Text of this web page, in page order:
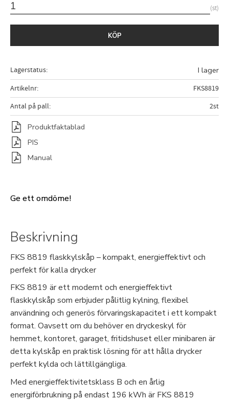
st
KÖP
Lagerstatus I lager
Artikelnr
FKS8819
Antal på pall
2st
Produktfaktablad
PIS
Manual
Ge ett omdöme!
Beskrivning
FKS 8819 flaskkylskåp – kompakt, energieffektivt och
perfekt för kalla drycker
FKS 8819 är ett modernt och energieffektivt
flaskkylskåp som erbjuder pålitlig kylning, flexibel
användning och generös förvaringskapacitet i ett kompakt
format. Oavsett om du behöver en dryckeskyl för
hemmet, kontoret, garaget, fritidshuset eller minibaren är
detta kylskåp en praktisk lösning för att hålla drycker
perfekt kylda och lättillgängliga.
Med energieffektivitetsklass B och en årlig
energiförbrukning på endast 196 kWh är FKS 8819